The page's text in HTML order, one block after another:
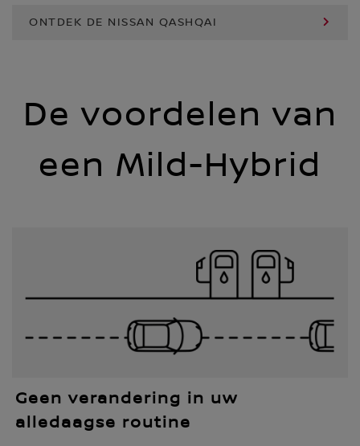
ONTDEK DE NISSAN QASHQAI
De voordelen van
een Mild-Hybrid
Geen verandering in uw
alledaagse routine